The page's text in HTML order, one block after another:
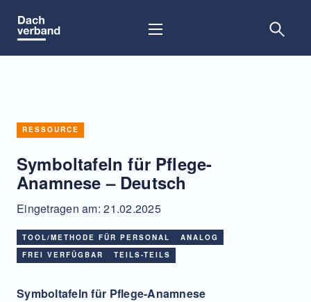
RESSOURCE
Symboltafeln für Pflege-
Anamnese – Deutsch
Eingetragen am: 21.02.2025
TOOL/METHODE FÜR PERSONAL
ANALOG
FREI VERFÜGBAR
TEILS-TEILS
Symboltafeln für Pflege-Anamnese